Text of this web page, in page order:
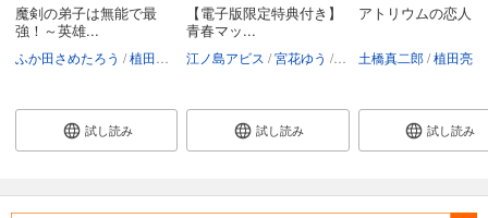
魔剣の弟子は無能で最
強！～英雄...
ふか田さめたろう 植田亮 ニシカワ醇
試し読み
【電子版限定特典付き】
青春マッ...
江ノ島アビス 宮花ゆう 植田亮
試し読み
アトリウムの恋人
土橋真二郎 植田亮
試し読み